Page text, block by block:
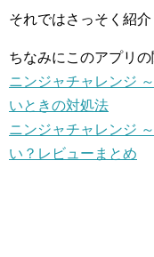
それではさっそく紹介
ちなみにこのアプリの
ニンジャチャレンジ
いときの対処法
ニンジャチャレンジ
い？レビューまとめ